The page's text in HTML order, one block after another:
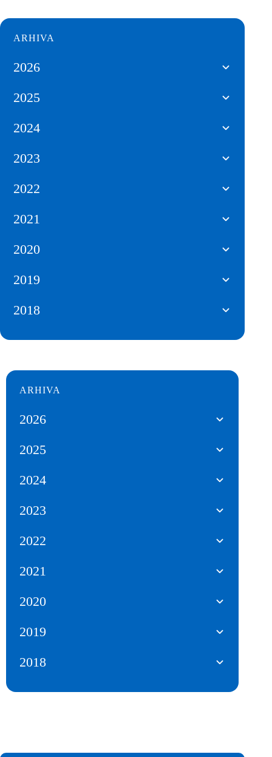
ARHIVA
2026
2025
2024
2023
2022
2021
2020
2019
2018
ARHIVA
2026
2025
2024
2023
2022
2021
2020
2019
2018